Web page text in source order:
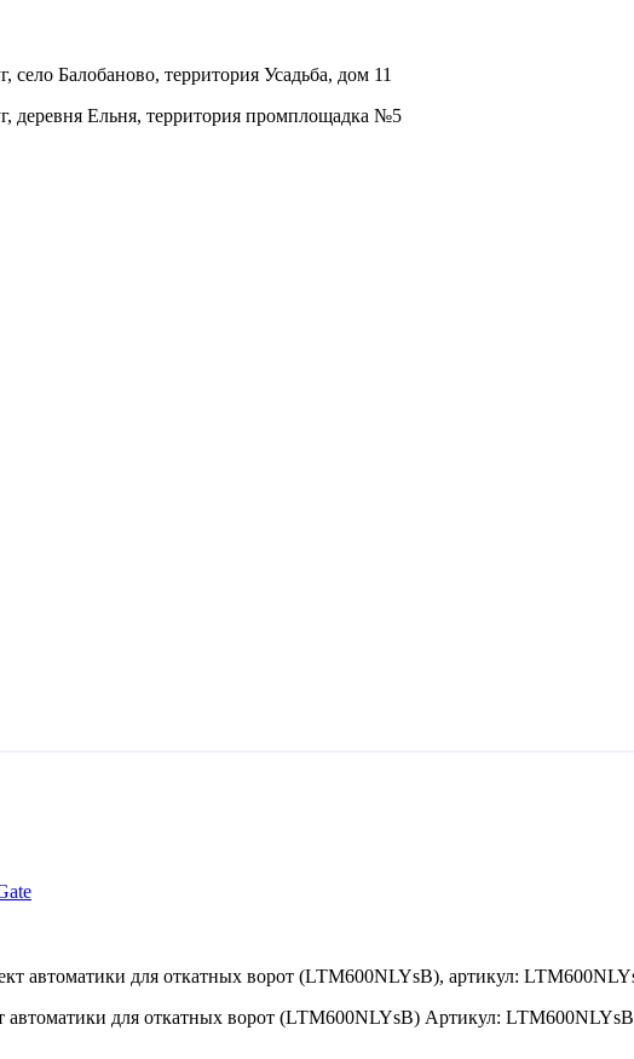
село Балобаново, территория Усадьба, дом 11
деревня Ельня, территория промплощадка №5
для откатных ворот (LTM600NLYsB) Артикул: LTM600NLYsB